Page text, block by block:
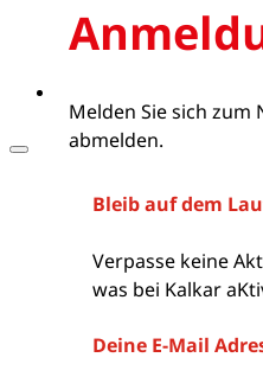
Melden Sie sich
abmelden.
Bleib auf dem
Verpasse keine
was bei Kalkar
Deine E-Mail